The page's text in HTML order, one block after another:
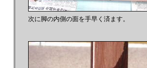
次に脚の内側の面を手早く済ます。